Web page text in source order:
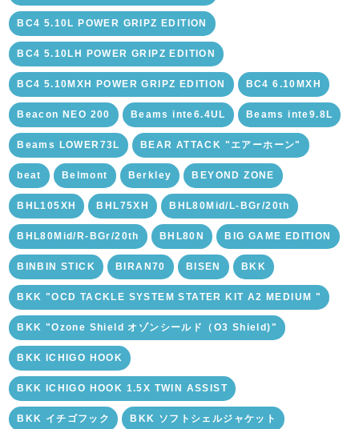
BC4 5.10L POWER GRIPZ EDITION
BC4 5.10LH POWER GRIPZ EDITION
BC4 5.10MXH POWER GRIPZ EDITION BC4 6.10MXH
Beacon NEO 200 Beams inte6.4UL Beams inte9.8L
Beams LOWER73L BEAR ATTACK "エアーホーン"
beat Belmont Berkley BEYOND ZONE
BHL105XH BHL75XH BHL80Mid/L-BGr/20th
BHL80Mid/R-BGr/20th BHL80N BIG GAME EDITION
BINBIN STICK BIRAN70 BISEN BKK
BKK "OCD TACKLE SYSTEM STATER KIT A2 MEDIUM "
BKK "Ozone Shield オゾンシールド（O3 Shield)"
BKK ICHIGO HOOK
BKK ICHIGO HOOK 1.5X TWIN ASSIST
BKK イチゴフック BKK ソフトシェルジャケット